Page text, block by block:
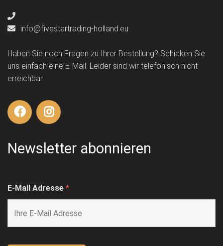
info@fivestartrading-holland.eu
Haben Sie noch Fragen zu Ihrer Bestellung? Schicken Sie
uns einfach eine E-Mail. Leider sind wir telefonisch nicht
erreichbar.
Newsletter abonnieren
E-Mail Adresse *